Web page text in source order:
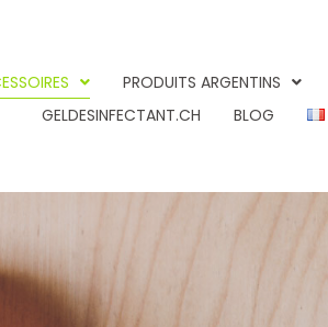
PRODUITS ARGENTINS
GELDESINFECTANT.CH
BLOG